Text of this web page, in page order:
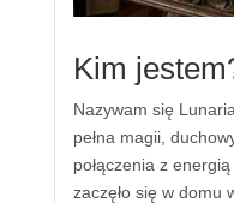
Kim
Nazywam się
pełna magii,
połączenia z
zaczęło się w domu